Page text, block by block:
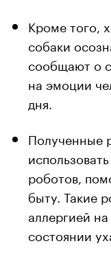
Кроме того,
собаки
сообщают о
на эмоции
дня.
Полученные
роботов,
быту. Такие
аллергией
состоянии